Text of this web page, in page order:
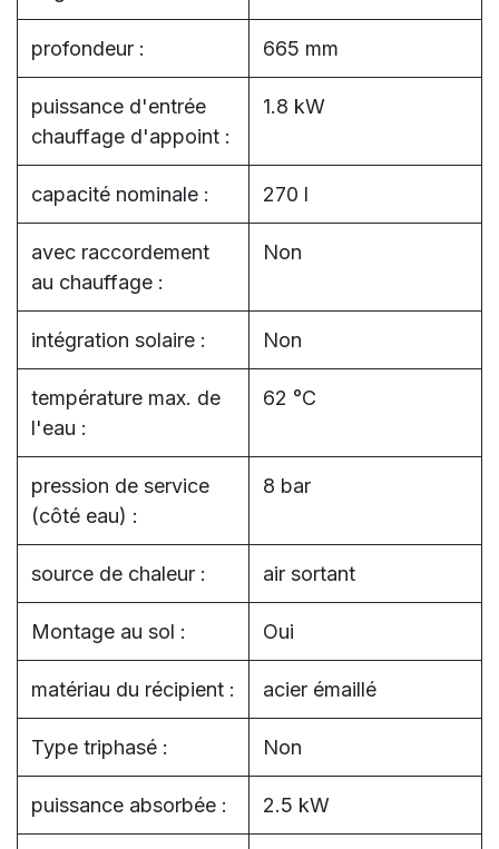
profondeur : 665 mm
puissance d'entrée
chauffage d'appoint :
1.8 kW
capacité nominale : 270 l
avec raccordement
au chauffage :
Non
intégration solaire : Non
température max. de
l'eau :
62 °C
pression de service
(côté eau) :
8 bar
source de chaleur : air sortant
Montage au sol : Oui
matériau du récipient : acier émaillé
Type triphasé : Non
puissance absorbée : 2.5 kW